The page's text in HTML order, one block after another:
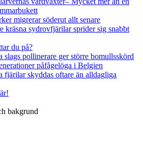
migrerar söderut allt senare
kräsna sydrovfjärilar sprider sig snabbt
du på?
slags pollinerare ger större bomullsskörd
påfågelöga i Belgien
fjärilar skyddas oftare än alldagliga
bakgrund